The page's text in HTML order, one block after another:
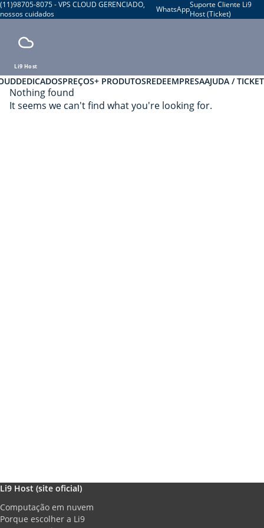
(11)98705-8075 - VPS CLOUD GERENCIADO,
nossos cuidados
WhatsAppSuporte Cliente Li9
Host (Ticket)
Li9 Host
DEDICADOSPREÇOS+ PRODUTOSREDEEMPRESAAJUDA / TICKET
Nothing found
It seems we can't find what you're looking for.
Li9 Host (site oficial)
Computação em nuvem
Porque escolher a Li9